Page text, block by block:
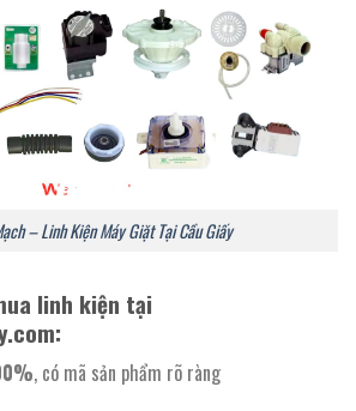
– Linh Kiện Máy Giặt Tại Cầu Giấy
linh kiện tại
, có mã sản phẩm rõ ràng